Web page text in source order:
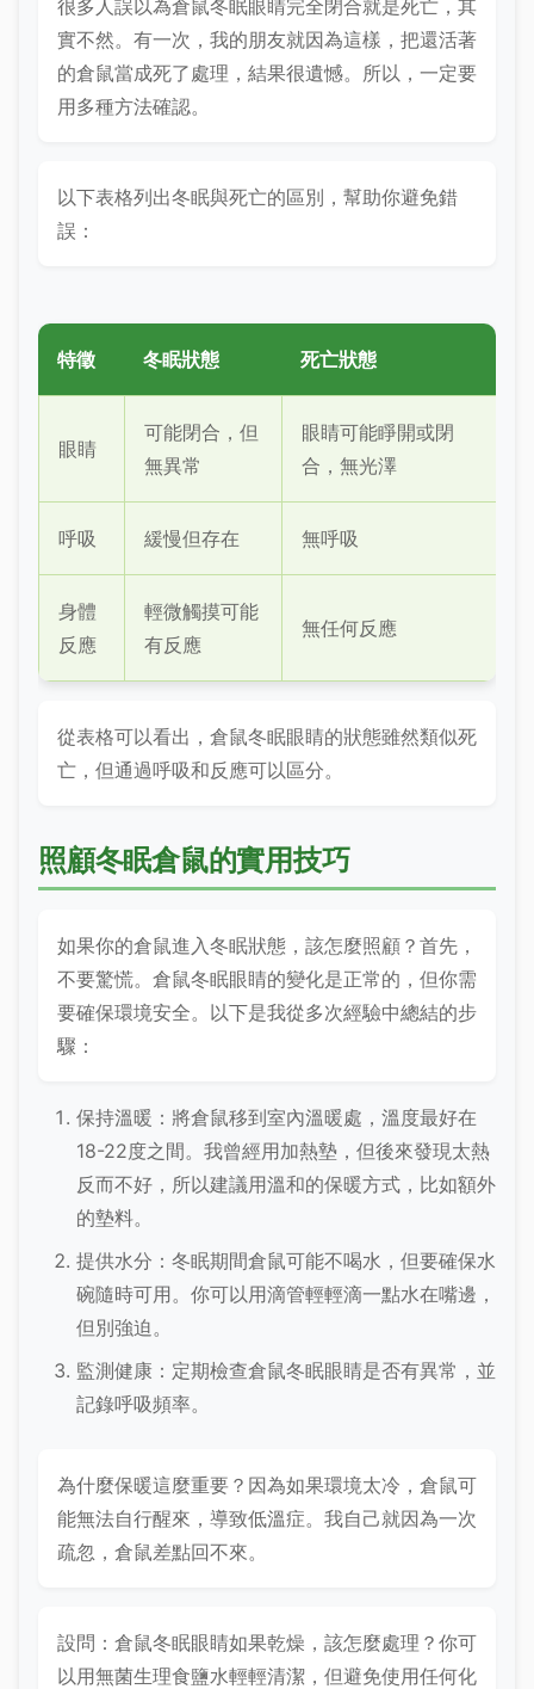
很多人誤以為倉鼠冬眠眼睛完全閉合就是死亡，其
實不然。有一次，我的朋友就因為這樣，把還活著
的倉鼠當成死了處理，結果很遺憾。所以，一定要
用多種方法確認。
以下表格列出冬眠與死亡的區別，幫助你避免錯
誤：
特徵 冬眠狀態 死亡狀態
眼睛
可能閉合，但
無異常
眼睛可能睜開或閉
合，無光澤
呼吸 緩慢但存在 無呼吸
身體
反應
輕微觸摸可能
有反應
無任何反應
從表格可以看出，倉鼠冬眠眼睛的狀態雖然類似死
亡，但通過呼吸和反應可以區分。
照顧冬眠倉鼠的實用技巧
如果你的倉鼠進入冬眠狀態，該怎麼照顧？首先，
不要驚慌。倉鼠冬眠眼睛的變化是正常的，但你需
要確保環境安全。以下是我從多次經驗中總結的步
驟：
保持溫暖：將倉鼠移到室內溫暖處，溫度最好在
18-22度之間。我曾經用加熱墊，但後來發現太熱
反而不好，所以建議用溫和的保暖方式，比如額外
的墊料。
提供水分：冬眠期間倉鼠可能不喝水，但要確保水
碗隨時可用。你可以用滴管輕輕滴一點水在嘴邊，
但別強迫。
監測健康：定期檢查倉鼠冬眠眼睛是否有異常，並
記錄呼吸頻率。
為什麼保暖這麼重要？因為如果環境太冷，倉鼠可
能無法自行醒來，導致低溫症。我自己就因為一次
疏忽，倉鼠差點回不來。
設問：倉鼠冬眠眼睛如果乾燥，該怎麼處理？你可
以用無菌生理食鹽水輕輕清潔，但避免使用任何化